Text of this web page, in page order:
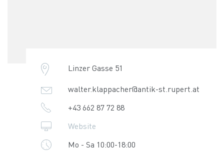
Linzer Gasse 51
walter.klappacher@antik-st.rupert.at
+43 662 87 72 88
Website
Mo - Sa 10:00-18:00